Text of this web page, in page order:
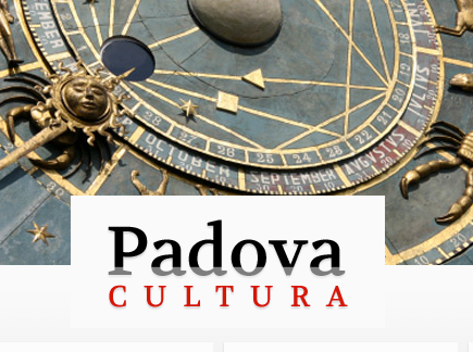
Salta al
contenuto
principale